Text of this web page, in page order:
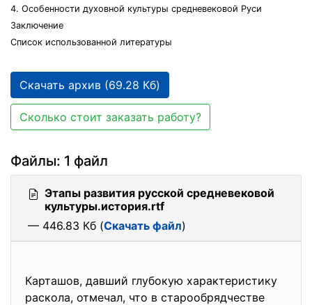
4. Особенности духовной культуры средневековой Руси
Заключение
Список использованной литературы
Скачать архив (69.28 Кб)
Сколько стоит заказать работу?
Файлы: 1 файл
Этапы развития русской средневековой
культуры.история.rtf
— 446.83 Кб (Скачать файл)
Карташов, давший глубокую характеристику
раскола, отмечал, что в старообрядчестве